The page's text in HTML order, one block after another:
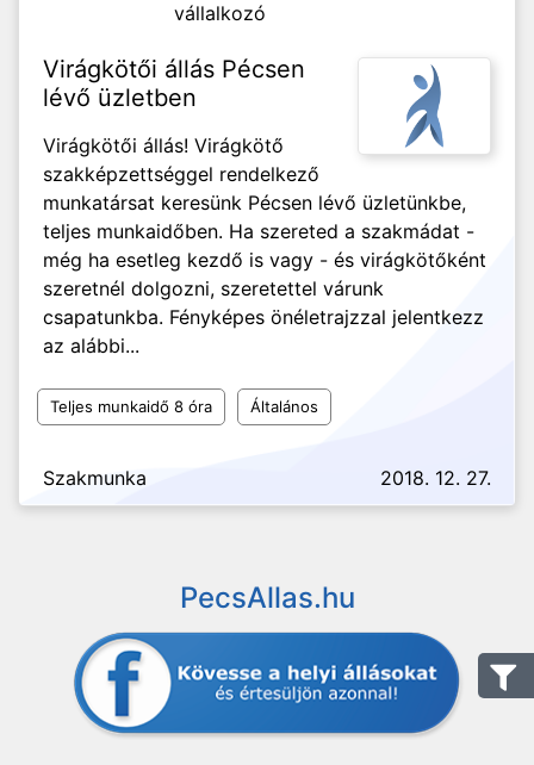
vállalkozó
Virágkötői állás Pécsen
lévő üzletben
Virágkötői állás! Virágkötő
szakképzettséggel rendelkező
munkatársat keresünk Pécsen lévő üzletünkbe,
teljes munkaidőben. Ha szereted a szakmádat -
még ha esetleg kezdő is vagy - és virágkötőként
szeretnél dolgozni, szeretettel várunk
csapatunkba. Fényképes önéletrajzzal jelentkezz
az alábbi...
Teljes munkaidő 8 óra Általános
Szakmunka 2018. 12. 27.
PecsAllas.hu